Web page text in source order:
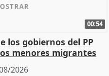
00:54
los gobiernos del PP
menores migrantes
2026